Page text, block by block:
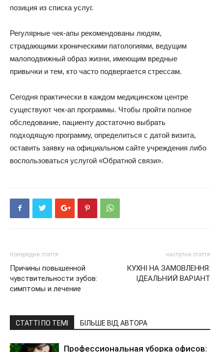
позиция из списка услуг.
Регулярные чек-апы рекомендованы людям,
страдающими хроническими патологиями, ведущим
малоподвижный образ жизни, имеющим вредные
привычки и тем, кто часто подвергается стрессам.
Сегодня практически в каждом медицинском центре
существуют чек-ап программы. Чтобы пройти полное
обследование, пациенту достаточно выбрать
подходящую программу, определиться с датой визита,
оставить заявку на официальном сайте учреждения либо
воспользоваться услугой «Обратной связи».
попередня стаття
Причины повышенной
чувствительности зубов:
симптомы и лечение
наступна стаття
КУХНІ НА ЗАМОВЛЕННЯ:
ІДЕАЛЬНИЙ ВАРІАНТ
СТАТТІ ПО ТЕМІ БІЛЬШЕ ВІД АВТОРА
Профессиональная уборка офисов: